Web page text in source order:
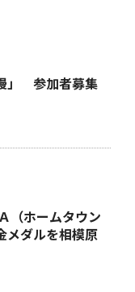
」 参加者募集
（ホームタウン
ダルを相模原